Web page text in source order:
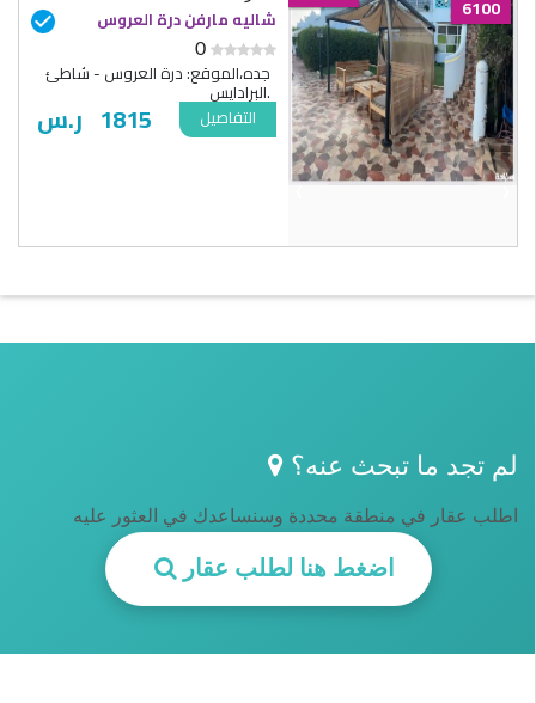
شاليه مارفن درة العروس
0
جده،الموقع: درة العروس - شاطئ
البرادايس.
ر.س 1815 التفاصيل
6100
‹ ›
لم تجد ما تبحث عنه؟
اطلب عقار في منطقة محددة وسنساعدك في العثور عليه
اضغط هنا لطلب عقار